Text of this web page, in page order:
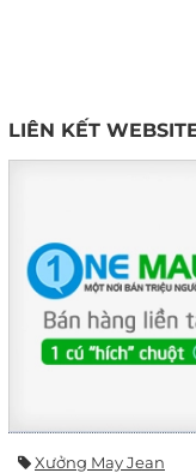
LIÊN KẾT
Xưởng May Jean